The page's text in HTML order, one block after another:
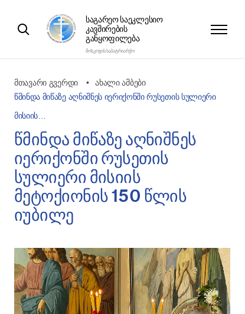
ᲡᲐᲒᲐᲠᲔᲝ ᲡᲐᲔᲙᲚᲔᲡᲘᲝ
ᲙᲐᲕᲨᲘᲠᲔᲑᲘᲡ
ᲒᲐᲜᲧᲝᲤᲘᲚᲔᲑᲐ
ᲛᲝᲡᲙᲝᲕᲘᲡ ᲡᲐᲞᲐᲢᲠᲘᲐᲠᲥᲝ
მთავარი გვერდი
ახალი ამბები
წმინდა მიწაზე აღნიშნეს იერიქონში რუსეთის სულიერი
მისიის…
წმინდა მიწაზე აღნიშნეს
იერიქონში რუსეთის
სულიერი მისიის
მეტოქიონის 150 წლის
იუბილე